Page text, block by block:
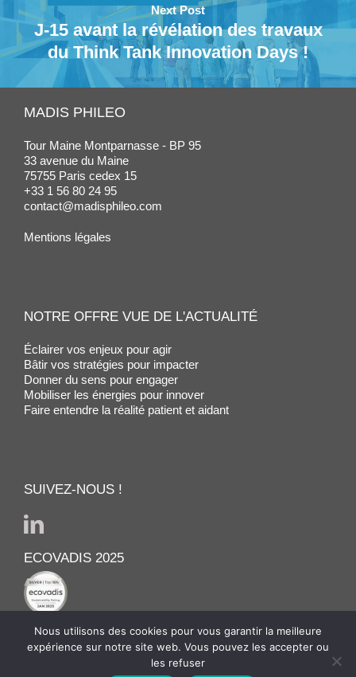
Next Post
J-15 avant la révélation des travaux
du Think Tank Innovation Days !
MADIS PHILEO
Tour Maine Montparnasse - BP 95
33 avenue du Maine
75755 Paris cedex 15
+33 1 56 80 24 95
contact@madisphileo.com
Mentions légales
NOTRE OFFRE VUE DE L'ACTUALITÉ
Éclairer vos enjeux pour agir
Bâtir vos stratégies pour impacter
Donner du sens pour engager
Mobiliser les énergies pour innover
Faire entendre la réalité patient et aidant
SUIVEZ-NOUS !
ECOVADIS 2025
Nous utilisons des cookies pour vous garantir la meilleure
expérience sur notre site web. Vous pouvez les accepter ou
les refuser